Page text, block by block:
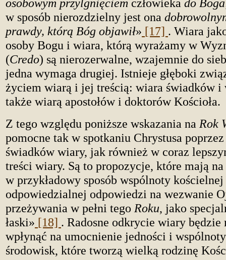
osobowym przylgnięciem człowieka do Boga
w sposób nierozdzielny jest ona
prawdy, którą Bóg objawił» [17] . Wiara
osoby Bogu i wiara, którą wyrażamy w
(Credo) są nierozerwalne, wzajemnie do
jedna wymaga drugiej. Istnieje głęboki
życiem wiarą i jej treścią: wiara świadków i
także wiarą apostołów i doktorów Kościoła.
Z tego względu poniższe wskazania na Rok
pomocne tak w spotkaniu Chrystusa
świadków wiary, jak również w coraz
treści wiary. Są to propozycje, które mają
w przykładowy sposób wspólnoty kościelnej
odpowiedzialnej odpowiedzi na wezwanie
przeżywania w pełni tego Roku, jako
łaski» [18] . Radosne odkrycie wiary będzie
wpłynąć na umocnienie jedności i
środowisk, które tworzą wielką rodzinę